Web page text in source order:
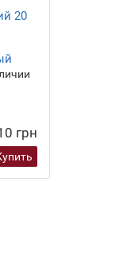
20
грн